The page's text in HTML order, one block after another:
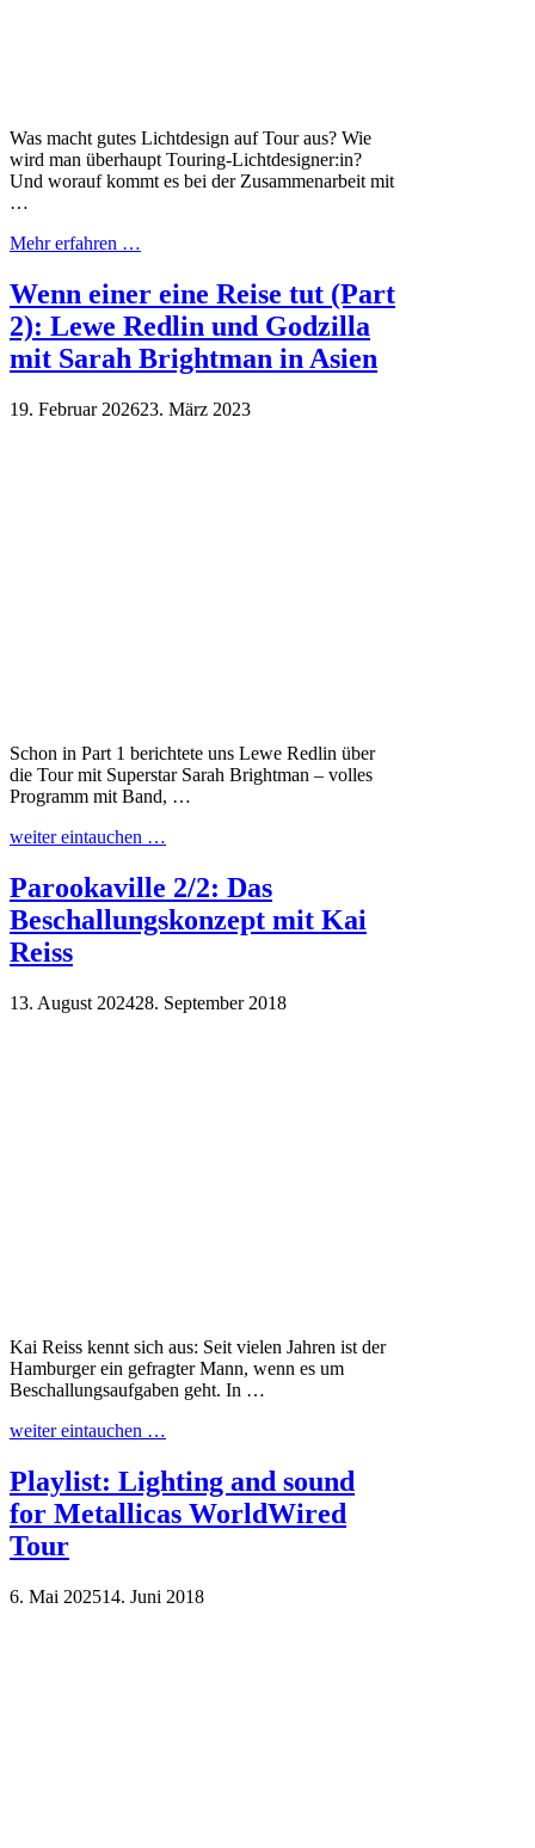
Was macht gutes Lichtdesign auf Tour aus? Wie
wird man überhaupt Touring-Lichtdesigner:in?
Und worauf kommt es bei der Zusammenarbeit mit
…
Mehr erfahren …
Wenn einer eine Reise tut (Part
2): Lewe Redlin und Godzilla
mit Sarah Brightman in Asien
19. Februar 202623. März 2023
Schon in Part 1 berichtete uns Lewe Redlin über
die Tour mit Superstar Sarah Brightman – volles
Programm mit Band, …
weiter eintauchen …
Parookaville 2/2: Das
Beschallungskonzept mit Kai
Reiss
13. August 202428. September 2018
Kai Reiss kennt sich aus: Seit vielen Jahren ist der
Hamburger ein gefragter Mann, wenn es um
Beschallungsaufgaben geht. In …
weiter eintauchen …
Playlist: Lighting and sound
for Metallicas WorldWired
Tour
6. Mai 202514. Juni 2018